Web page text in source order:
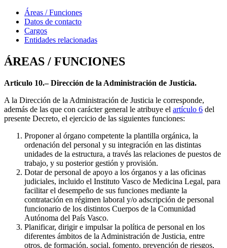
Áreas / Funciones
Datos de contacto
Cargos
Entidades relacionadas
ÁREAS / FUNCIONES
Articulo 10.– Dirección de la Administración de Justicia.
A la Dirección de la Administración de Justicia le corresponde,
además de las que con carácter general le atribuye el artículo 6 del
presente Decreto, el ejercicio de las siguientes funciones:
Proponer al órgano competente la plantilla orgánica, la
ordenación del personal y su integración en las distintas
unidades de la estructura, a través las relaciones de puestos de
trabajo, y su posterior gestión y provisión.
Dotar de personal de apoyo a los órganos y a las oficinas
judiciales, incluido el Instituto Vasco de Medicina Legal, para
facilitar el desempeño de sus funciones mediante la
contratación en régimen laboral y/o adscripción de personal
funcionario de los distintos Cuerpos de la Comunidad
Autónoma del País Vasco.
Planificar, dirigir e impulsar la política de personal en los
diferentes ámbitos de la Administración de Justicia, entre
otros, de formación, social, fomento, prevención de riesgos,